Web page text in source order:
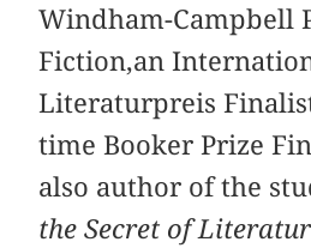
Windham-Campbell
Fiction,an
Literaturpreis
time Booker Prize
also author of the
the Secret of